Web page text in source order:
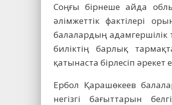
Соңғы бірнеше айда
әлімжеттік фактілері
балалардың адамгершілік
биліктің барлық
қатынаста бірлесіп
Ербол Қарашөкеев
негізгі бағыттарын